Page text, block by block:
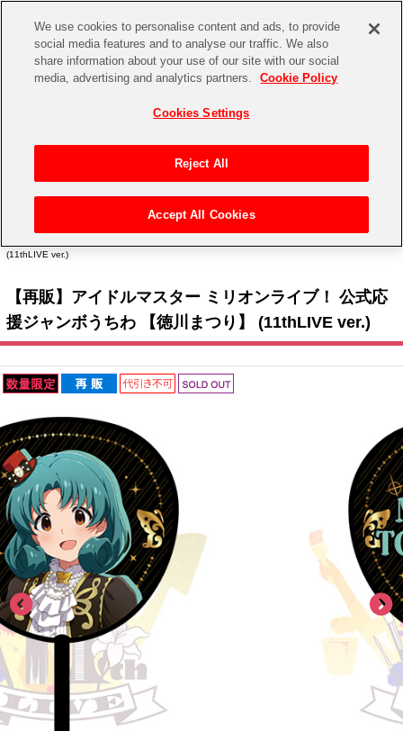
CHANNEL STORE EVENT
ASOBI STORE TOP
ゲーム 電子書籍
CD / Blu-ray
EVENT
ASOBI TICKET
その他先行受付
プレミアム会員とは
アイドルマスターシリーズ
アイドルマスター
学園アイドルマスター
プロジェクトアイマス ヴイアライヴ
テイルズ オブ シリーズ
電音部
鉄拳
太鼓の達人
ACE COMBAT
パックマン
ナムコクラシック
イベントグッズ
トイ・ホビー
アイドルマスター シリーズ>アイドルマスター ミリオンライブ！
(11thLIVE ver.)
【再販】アイドルマスター ミリオンライブ！ 公式応
援ジャンボうちわ 【徳川まつり】 (11thLIVE ver.)
We use cookies to personalise content and ads, to provide
social media features and to analyse our traffic. We also
share information about your use of our site with our social
media, advertising and analytics partners.
Cookie Policy
Cookies Settings
Reject All
Accept All Cookies